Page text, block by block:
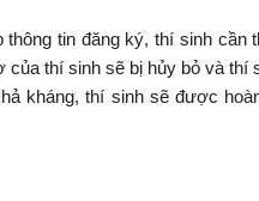
thông tin đăng ký, thí sinh cần
của thí sinh sẽ bị hủy bỏ và thí
kháng, thí sinh sẽ được